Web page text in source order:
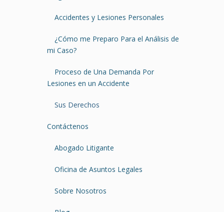
Accidentes y Lesiones Personales
¿Cómo me Preparo Para el Análisis de
mi Caso?
Proceso de Una Demanda Por
Lesiones en un Accidente
Sus Derechos
Contáctenos
Abogado Litigante
Oficina de Asuntos Legales
Sobre Nosotros